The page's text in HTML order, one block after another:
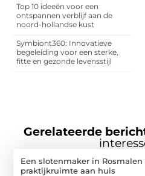
Top 10 ideeën voor een
ontspannen verblijf aan de
noord-hollandse kust
Symbiont360: Innovatieve
begeleiding voor een sterke,
fitte en gezonde levensstijl
Gerelateerde
Een slotenmaker in Rosmalen
praktijkruimte aan huis